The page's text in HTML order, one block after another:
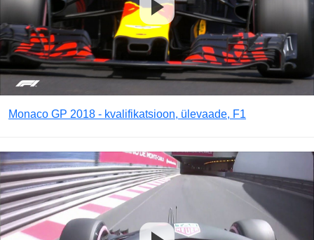
Monaco GP 2018 - kvalifikatsioon, ülevaade, F1